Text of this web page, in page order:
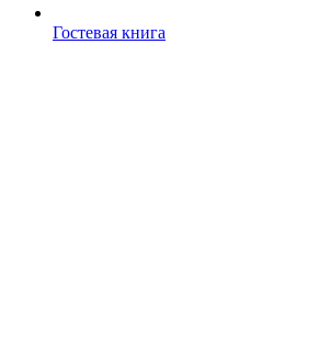
Гостевая книга